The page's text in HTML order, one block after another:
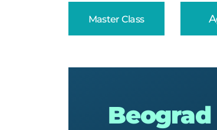
Master Class
Beograd